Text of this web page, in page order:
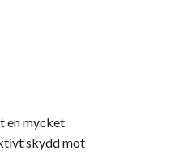
en mycket
skydd mot